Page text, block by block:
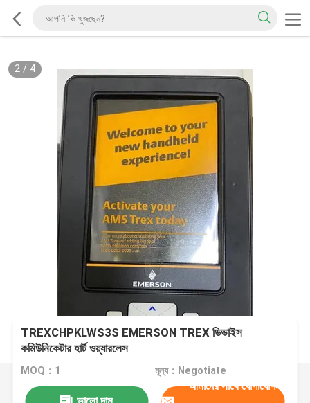
2/ 4
TREXCHPKLWS3S EMERSON TREX ডিভাইস
কমিউনিকেটার হার্ট ওয়্যারলেস
MOQ：1 মূল্য：Negotiate
আমাদের সাথে যোগাযোগ